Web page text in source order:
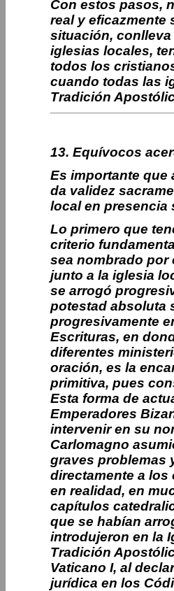
Con estos pasos,
real y eficazmente
situación,
iglesias locales,
todos los
cuando todas las
Tradición
13. Equívocos
Es importante que
da validez
local en presencia
Lo primero que
criterio
sea nombrado por
junto a la iglesia
se arrogó
potestad absoluta
progresivamente
Escrituras, en
diferentes
oración, es la
primitiva, pues
Esta forma de
Emperadores
intervenir en su
Carlomagno
graves problemas
directamente a los
en realidad, en
capítulos
que se habían
introdujeron en la
Tradición
Vaticano I, al
jurídica en los